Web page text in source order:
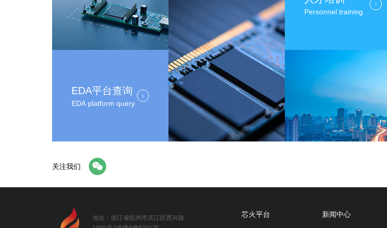
EDA平台查询
EDA platform query
Personnel training
关注我们
地址：浙江省杭州市滨江区西兴路
芯火平台 新闻中心